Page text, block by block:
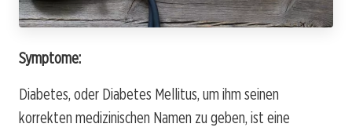
Symptome:
Diabetes, oder Diabetes Mellitus, um ihm seinen
korrekten medizinischen Namen zu geben, ist eine